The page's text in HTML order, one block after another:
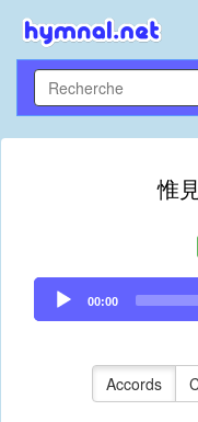
惟
Audio
Player
00:00
Accords